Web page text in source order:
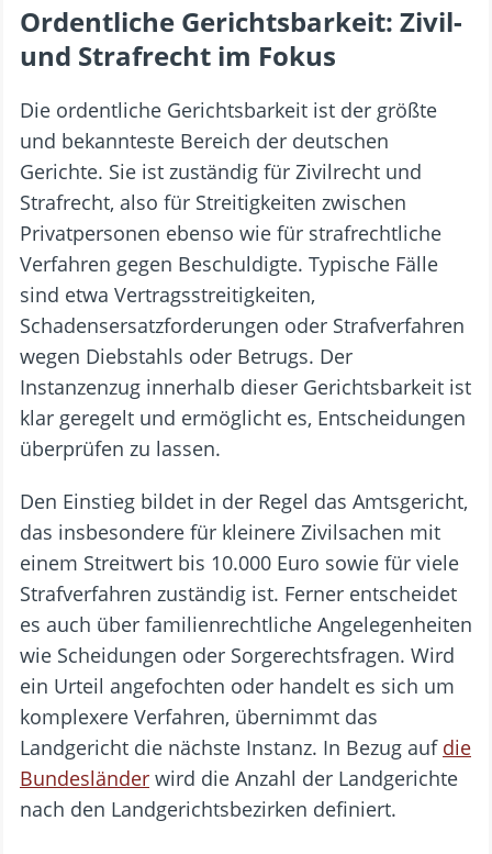
Ordentliche Gerichtsbarkeit: Zivil-
und Strafrecht im Fokus
Die ordentliche Gerichtsbarkeit ist der größte
und bekannteste Bereich der deutschen
Gerichte. Sie ist zuständig für Zivilrecht und
Strafrecht, also für Streitigkeiten zwischen
Privatpersonen ebenso wie für strafrechtliche
Verfahren gegen Beschuldigte. Typische Fälle
sind etwa Vertragsstreitigkeiten,
Schadensersatzforderungen oder Strafverfahren
wegen Diebstahls oder Betrugs. Der
Instanzenzug innerhalb dieser Gerichtsbarkeit ist
klar geregelt und ermöglicht es, Entscheidungen
überprüfen zu lassen.
Den Einstieg bildet in der Regel das Amtsgericht,
das insbesondere für kleinere Zivilsachen mit
einem Streitwert bis 10.000 Euro sowie für viele
Strafverfahren zuständig ist. Ferner entscheidet
es auch über familienrechtliche Angelegenheiten
wie Scheidungen oder Sorgerechtsfragen. Wird
ein Urteil angefochten oder handelt es sich um
komplexere Verfahren, übernimmt das
Landgericht die nächste Instanz. In Bezug auf die
Bundesländer wird die Anzahl der Landgerichte
nach den Landgerichtsbezirken definiert.